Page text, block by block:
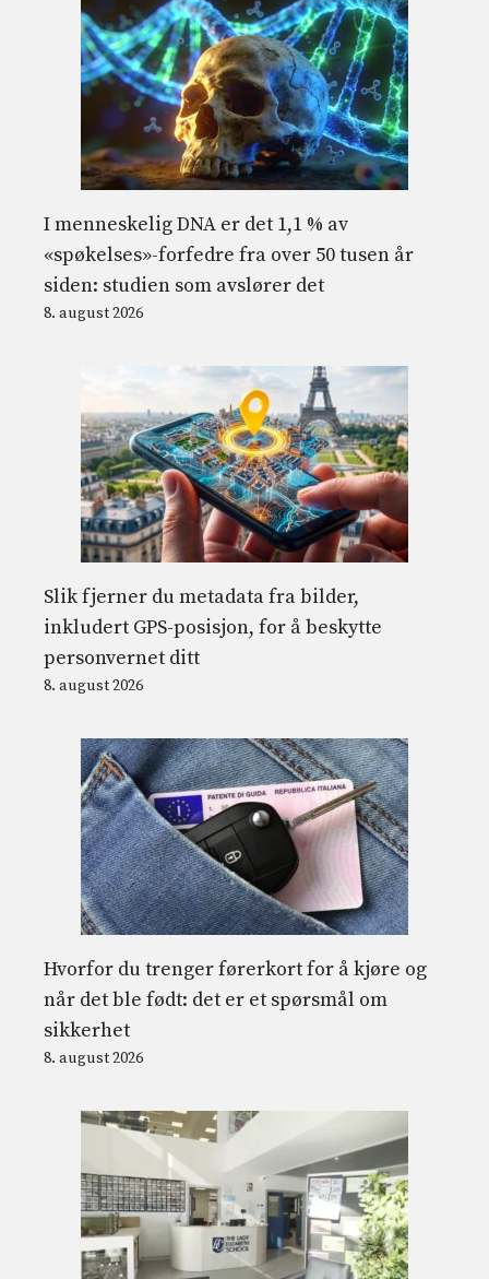
I menneskelig DNA er det 1,1 % av
«spøkelses»-forfedre fra over 50 tusen år
siden: studien som avslører det
8. august 2026
Slik fjerner du metadata fra bilder,
inkludert GPS-posisjon, for å beskytte
personvernet ditt
8. august 2026
Hvorfor du trenger førerkort for å kjøre og
når det ble født: det er et spørsmål om
sikkerhet
8. august 2026